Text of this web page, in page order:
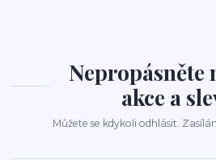
Nepropásněte
akce a
Můžete se kdykoli odhlásit.